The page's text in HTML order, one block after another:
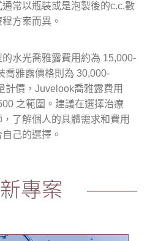
常以瓶裝或是泡製後的c.c.數
方案而異。
水光喬雅露費用約為 15,000-
喬雅露價格則為 30,000-
計價，Juvelook喬雅露費用
之範圍。建議在選擇治療
了解個人的具體需求和費用
己的選擇。
專案